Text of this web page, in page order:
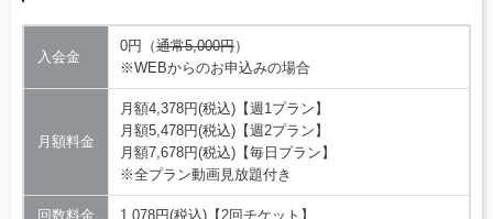
入会金
0円（通常5,000円）
※WEBからのお申込みの場合
月額料金
月額4,378円(税込)【週1プラン】
月額5,478円(税込)【週2プラン】
月額7,678円(税込)【毎日プラン】
※全プラン動画見放題付き
回数料金 1,078円(税込)【2回チケット】